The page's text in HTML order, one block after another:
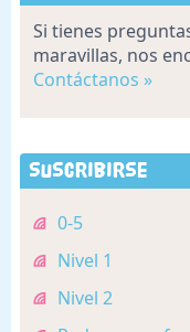
Si tienes
maravillas, nos
Contáctanos »
Suscribirse
0-5
Nivel 1
Nivel 2